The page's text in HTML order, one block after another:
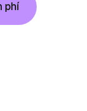
phí